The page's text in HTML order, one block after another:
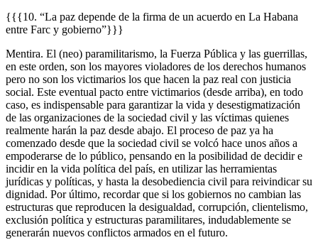
{{{10. “La paz depende de la firma de un acuerdo en La Habana
entre Farc y gobierno”}}}
Mentira. El (neo) paramilitarismo, la Fuerza Pública y las guerrillas,
en este orden, son los mayores violadores de los derechos humanos
pero no son los victimarios los que hacen la paz real con justicia
social. Este eventual pacto entre victimarios (desde arriba), en todo
caso, es indispensable para garantizar la vida y desestigmatización
de las organizaciones de la sociedad civil y las víctimas quienes
realmente harán la paz desde abajo. El proceso de paz ya ha
comenzado desde que la sociedad civil se volcó hace unos años a
empoderarse de lo público, pensando en la posibilidad de decidir e
incidir en la vida política del país, en utilizar las herramientas
jurídicas y políticas, y hasta la desobediencia civil para reivindicar su
dignidad. Por último, recordar que si los gobiernos no cambian las
estructuras que reproducen la desigualdad, corrupción, clientelismo,
exclusión política y estructuras paramilitares, indudablemente se
generarán nuevos conflictos armados en el futuro.